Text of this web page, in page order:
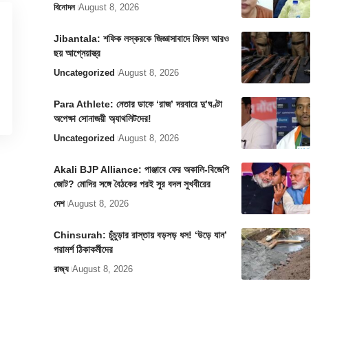
বিনোদন August 8, 2026
Jibantala: শফিক লস্করকে জিজ্ঞাসাবাদে মিলল আরও
ছয় আগ্নেয়াস্ত্র
Uncategorized August 8, 2026
Para Athlete: নেতার ডাকে ‘রাজ’ দরবারে দু’ঘণ্টা
অপেক্ষা সোনাজয়ী অ্যাথলিটদের!
Uncategorized August 8, 2026
Akali BJP Alliance: পাঞ্জাবে ফের অকালি-বিজেপি
জোট? মোদির সঙ্গে বৈঠকের পরই সুর বদল সুখবীরের
দেশ August 8, 2026
Chinsurah: চুঁচুড়ার রাস্তায় বড়সড় ধস! ‘উড়ে যান’
পরামর্শ ঠিকাকর্মীদের
রাজ্য August 8, 2026